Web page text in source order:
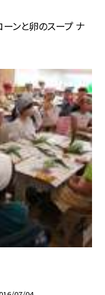
ーンと卵のスープ ナ